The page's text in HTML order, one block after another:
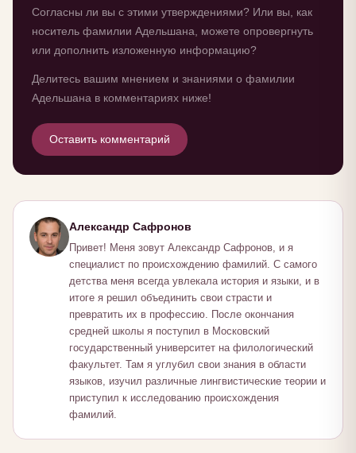
Согласны ли вы с этими утверждениями? Или вы, как
носитель фамилии Адельшана, можете опровергнуть
или дополнить изложенную информацию?
Делитесь вашим мнением и знаниями о фамилии
Адельшана в комментариях ниже!
Оставить комментарий
Александр Сафронов
Привет! Меня зовут Александр Сафронов, и я
специалист по происхождению фамилий. С самого
детства меня всегда увлекала история и языки, и в
итоге я решил объединить свои страсти и
превратить их в профессию. После окончания
средней школы я поступил в Московский
государственный университет на филологический
факультет. Там я углубил свои знания в области
языков, изучил различные лингвистические теории и
приступил к исследованию происхождения
фамилий.